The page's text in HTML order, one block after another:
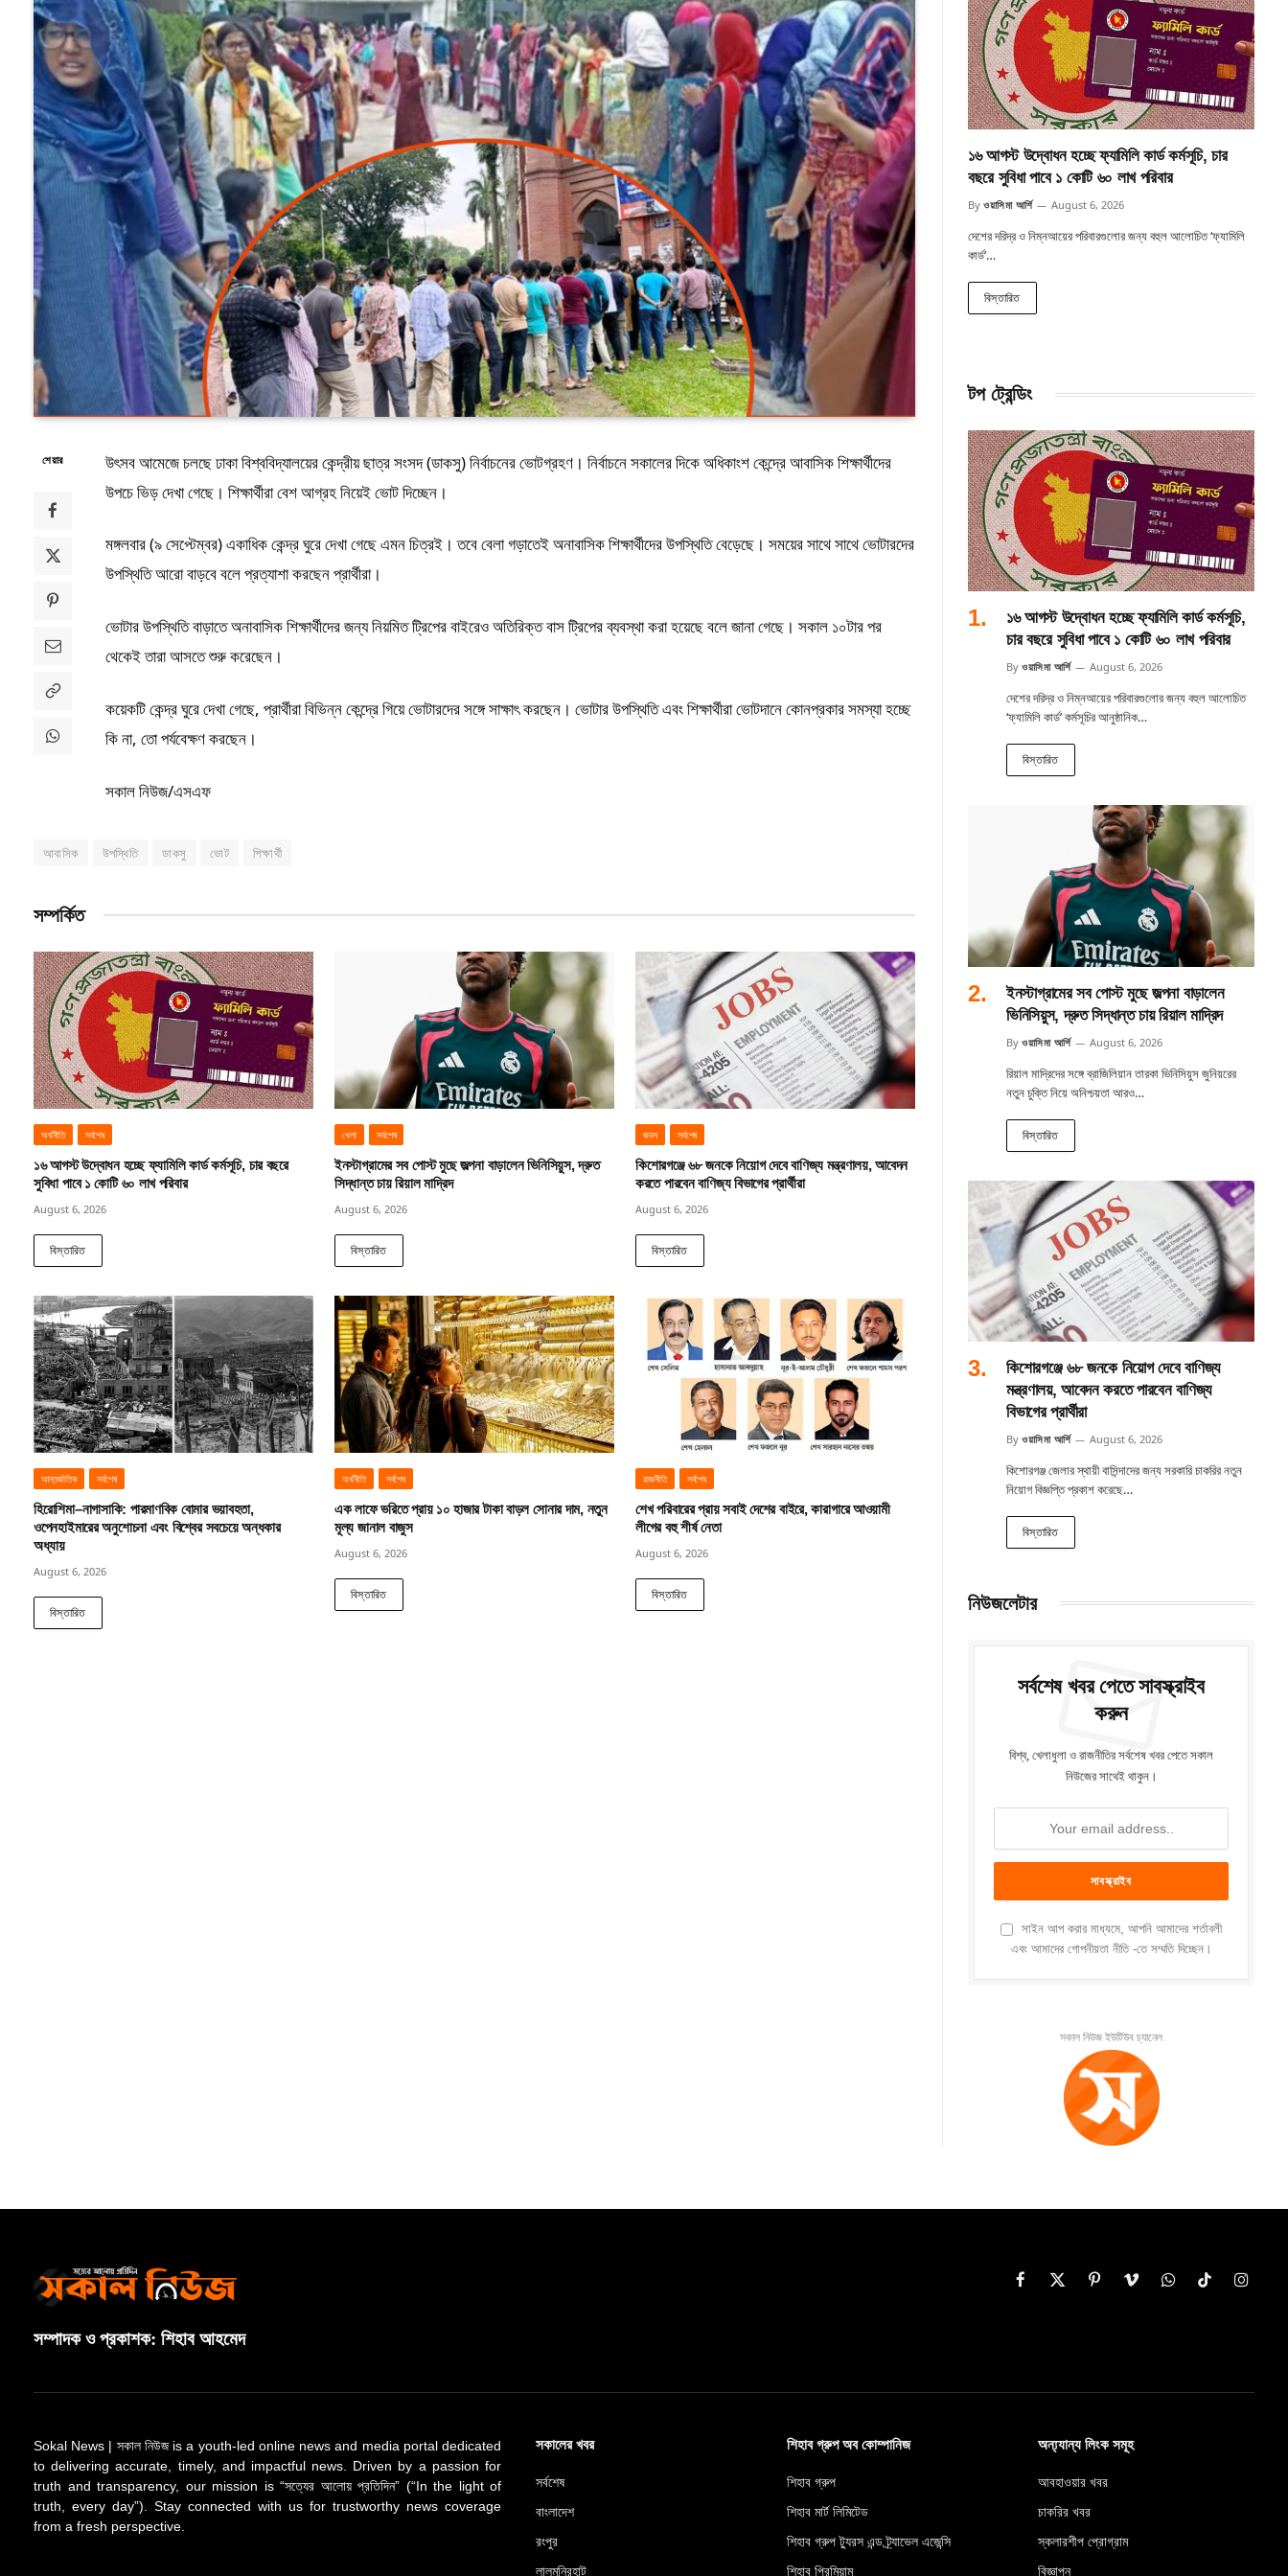
শেয়ার
উৎসব আমেজে চলছে ঢাকা বিশ্ববিদ্যালয়ের কেন্দ্রীয় ছাত্র সংসদ (ডাকসু) নির্বাচনের ভোটগ্রহণ। নির্বাচনে সকালের দিকে অধিকাংশ কেন্দ্রে আবাসিক শিক্ষার্থীদের
উপচে ভিড় দেখা গেছে। শিক্ষার্থীরা বেশ আগ্রহ নিয়েই ভোট দিচ্ছেন।
মঙ্গলবার (৯ সেপ্টেম্বর) একাধিক কেন্দ্র ঘুরে দেখা গেছে এমন চিত্রই। তবে বেলা গড়াতেই অনাবাসিক শিক্ষার্থীদের উপস্থিতি বেড়েছে। সময়ের সাথে সাথে ভোটারদের
উপস্থিতি আরো বাড়বে বলে প্রত্যাশা করছেন প্রার্থীরা।
ভোটার উপস্থিতি বাড়াতে অনাবাসিক শিক্ষার্থীদের জন্য নিয়মিত ট্রিপের বাইরেও অতিরিক্ত বাস ট্রিপের ব্যবস্থা করা হয়েছে বলে জানা গেছে। সকাল ১০টার পর
থেকেই তারা আসতে শুরু করেছেন।
কয়েকটি কেন্দ্র ঘুরে দেখা গেছে, প্রার্থীরা বিভিন্ন কেন্দ্রে গিয়ে ভোটারদের সঙ্গে সাক্ষাৎ করছেন। ভোটার উপস্থিতি এবং শিক্ষার্থীরা ভোটদানে কোনপ্রকার সমস্যা হচ্ছে
কি না, তো পর্যবেক্ষণ করছেন।
সকাল নিউজ/এসএফ
আবাসিক উপস্থিতি ডাকসু ভোট শিক্ষার্থী
সম্পর্কিত
অর্থনীতি সর্বশেষ
১৬ আগস্ট উদ্বোধন হচ্ছে ফ্যামিলি কার্ড কর্মসূচি, চার বছরে
সুবিধা পাবে ১ কোটি ৬০ লাখ পরিবার
August 6, 2026
বিস্তারিত
খেলা সর্বশেষ
ইনস্টাগ্রামের সব পোস্ট মুছে জল্পনা বাড়ালেন ভিনিসিয়ুস, দ্রুত
সিদ্ধান্ত চায় রিয়াল মাদ্রিদ
August 6, 2026
বিস্তারিত
জবস সর্বশেষ
কিশোরগঞ্জে ৬৮ জনকে নিয়োগ দেবে বাণিজ্য মন্ত্রণালয়, আবেদন
করতে পারবেন বাণিজ্য বিভাগের প্রার্থীরা
August 6, 2026
বিস্তারিত
আন্তর্জাতিক সর্বশেষ
হিরোশিমা–নাগাসাকি: পারমাণবিক বোমার ভয়াবহতা,
ওপেনহাইমারের অনুশোচনা এবং বিশ্বের সবচেয়ে অন্ধকার
অধ্যায়
August 6, 2026
বিস্তারিত
অর্থনীতি সর্বশেষ
এক লাফে ভরিতে প্রায় ১০ হাজার টাকা বাড়ল সোনার দাম, নতুন
মূল্য জানাল বাজুস
August 6, 2026
বিস্তারিত
রাজনীতি সর্বশেষ
শেখ পরিবারের প্রায় সবাই দেশের বাইরে, কারাগারে আওয়ামী
লীগের বহু শীর্ষ নেতা
August 6, 2026
বিস্তারিত
১৬ আগস্ট উদ্বোধন হচ্ছে ফ্যামিলি কার্ড কর্মসূচি, চার
বছরে সুবিধা পাবে ১ কোটি ৬০ লাখ পরিবার
By ওয়াসিমা আর্শি August 6, 2026
দেশের দরিদ্র ও নিম্নআয়ের পরিবারগুলোর জন্য বহুল আলোচিত ‘ফ্যামিলি
কার্ড’…
বিস্তারিত
টপ ট্রেন্ডিং
১৬ আগস্ট উদ্বোধন হচ্ছে ফ্যামিলি কার্ড কর্মসূচি,
চার বছরে সুবিধা পাবে ১ কোটি ৬০ লাখ পরিবার
By ওয়াসিমা আর্শি August 6, 2026
দেশের দরিদ্র ও নিম্নআয়ের পরিবারগুলোর জন্য বহুল আলোচিত
‘ফ্যামিলি কার্ড’ কর্মসূচির আনুষ্ঠানিক…
বিস্তারিত
ইনস্টাগ্রামের সব পোস্ট মুছে জল্পনা বাড়ালেন
ভিনিসিয়ুস, দ্রুত সিদ্ধান্ত চায় রিয়াল মাদ্রিদ
By ওয়াসিমা আর্শি August 6, 2026
রিয়াল মাদ্রিদের সঙ্গে ব্রাজিলিয়ান তারকা ভিনিসিয়ুস জুনিয়রের
নতুন চুক্তি নিয়ে অনিশ্চয়তা আরও…
বিস্তারিত
কিশোরগঞ্জে ৬৮ জনকে নিয়োগ দেবে বাণিজ্য
মন্ত্রণালয়, আবেদন করতে পারবেন বাণিজ্য
বিভাগের প্রার্থীরা
By ওয়াসিমা আর্শি August 6, 2026
কিশোরগঞ্জ জেলার স্থায়ী বাসিন্দাদের জন্য সরকারি চাকরির নতুন
নিয়োগ বিজ্ঞপ্তি প্রকাশ করেছে…
বিস্তারিত
নিউজলেটার
সর্বশেষ খবর পেতে সাবস্ক্রাইব
করুন
বিশ্ব, খেলাধুলা ও রাজনীতির সর্বশেষ খবর পেতে সকাল
নিউজের সাথেই থাকুন।
সাইন আপ করার মাধ্যমে, আপনি আমাদের শর্তাবলী
এবং আমাদের গোপনীয়তা নীতি -তে সম্মতি দিচ্ছেন।
সকাল নিউজ ইউটিউব চ্যানেল
সম্পাদক ও প্রকাশক: শিহাব আহমেদ
Facebook
X
PinterestVimeoWhatsAppTikTok
Sokal News | সকাল নিউজ is a youth-led online news and media portal dedicated
to delivering accurate, timely, and impactful news. Driven by a passion for
truth and transparency, our mission is “সত্যের আলোয় প্রতিদিন” (“In the light of
truth, every day”). Stay connected with us for trustworthy news coverage
from a fresh perspective.
সকালের খবর
সর্বশেষ
বাংলাদেশ
রংপুর
লালমনিরহাট
শিহাব গ্রুপ অব কোম্পানিজ
শিহাব গ্রুপ
শিহাব মার্ট লিমিটেড
শিহাব গ্রুপ ট্যুরস এন্ড ট্র্যাভেল এজেন্সি
শিহাব প্রিমিয়াম
অন্য্যান্য লিংক সমূহ
আবহাওয়ার খবর
চাকরির খবর
স্কলারশীপ প্রোগ্রাম
বিজ্ঞাপন